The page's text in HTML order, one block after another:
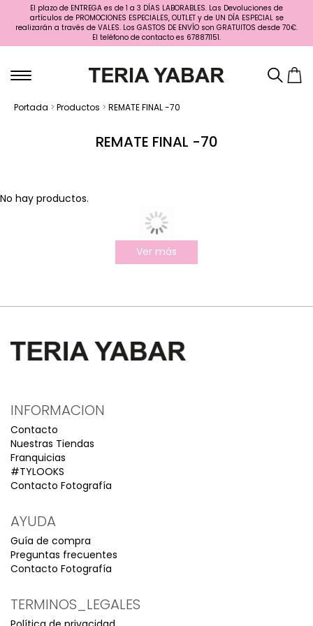
El plazo de ENTREGA es de 1 a 3 DÍAS LABORABLES. Las Devoluciones de
artículos de PROMOCIONES ESPECIALES, OUTLET y de UN DÍA ESPECIAL se
realizarán a través de VALES. Los GASTOS DE ENVÍO son GRATUITOS desde 70€.
El teléfono de contacto es 678871151.
Portada > Productos > REMATE FINAL -70
REMATE FINAL -70
No hay productos.
Ver más
INFORMACION
Contacto
Nuestras Tiendas
Franquicias
#TYLOOKS
Contacto Fotografía
AYUDA
Guía de compra
Preguntas frecuentes
Contacto Fotografía
TERMINOS_LEGALES